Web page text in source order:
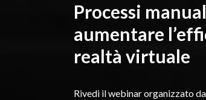
Processi
aumentare
realtà virtuale
Rivedi il webinar organizzato